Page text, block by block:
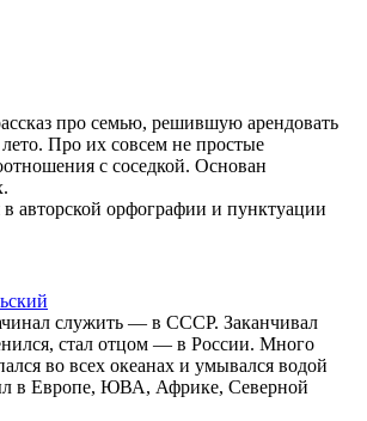
про семью, решившую арендовать
Про их совсем не простые
с соседкой. Основан
авторской орфографии и пунктуации
служить — в СССР. Заканчивал
стал отцом — в России. Много
во всех океанах и умывался водой
в Европе, ЮВА, Африке, Северной